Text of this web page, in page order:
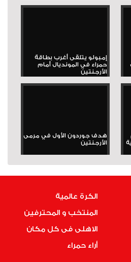
إمبولو يتلقى أغرب بطاقة
حمراء في المونديال أمام
الأرجنتين
هدف جوردون الأول في مرمى
الأرجنتين
الكرة عالمية
المنتخب و المحترفين
الاهلى فى كل مكان
أراء حمراء